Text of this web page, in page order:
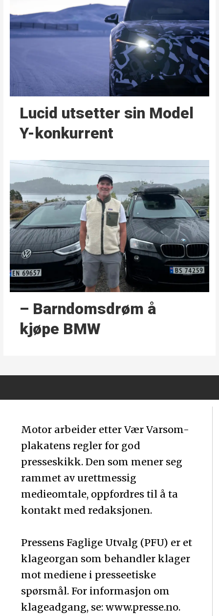
Lucid utsetter sin Model
Y-konkurrent
– Barndoms­drøm å
kjøpe BMW
Motor arbeider etter Vær Varsom-
plakatens regler for god
presseskikk. Den som mener seg
rammet av urettmessig
medieomtale, oppfordres til å ta
kontakt med redaksjonen.
Pressens Faglige Utvalg (PFU) er et
klageorgan som behandler klager
mot mediene i presseetiske
spørsmål. For informasjon om
klageadgang, se: www.presse.no.